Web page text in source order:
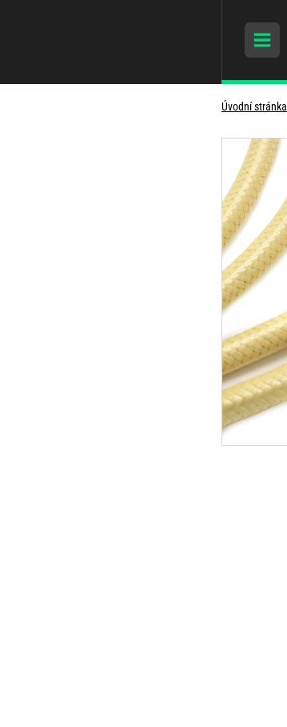
Úvodní stránka